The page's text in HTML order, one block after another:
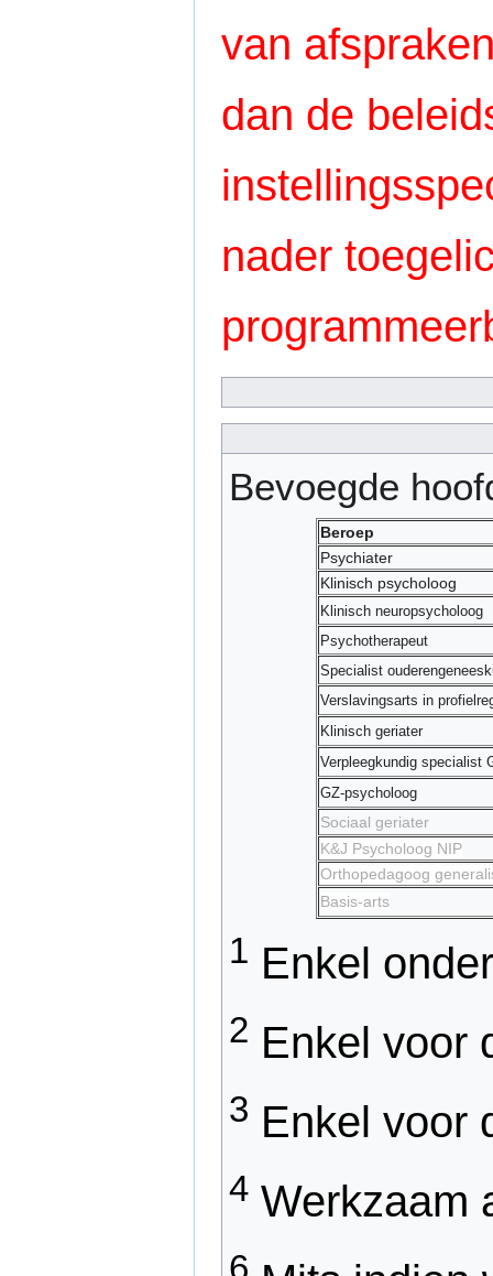
van
dan de
nader
Bevoegde
Beroep
Psychiater
Klinisch psycholoog
Klinisch neuropsycholoog
Psychotherapeut
Specialist
Verslavingsarts in
Klinisch geriater
Verpleegkundig specialist
GZ-psycholoog
Sociaal geriater
K&J Psycholoog NIP
Orthopedagoog
Basis-arts
1 Enkel
2 Enkel voor
3 Enkel voor
4Werkzaam
6